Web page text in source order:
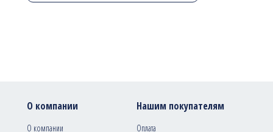
О компании
О компании
Нашим покупателям
Оплата